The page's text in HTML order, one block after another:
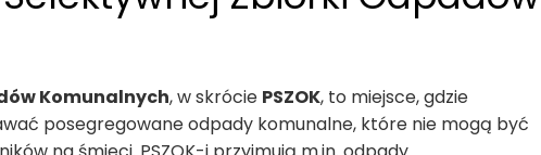
Komunalnych, w skrócie PSZOK, to miejsce, gdzie
posegregowane odpady komunalne, które nie mogą być